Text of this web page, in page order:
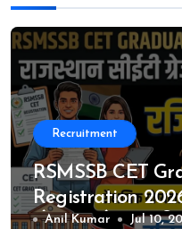
Recruitment
RSMSSB CET
Registration
ग्रेजुएशन लेवल का
Anil Kumar Jul 10,